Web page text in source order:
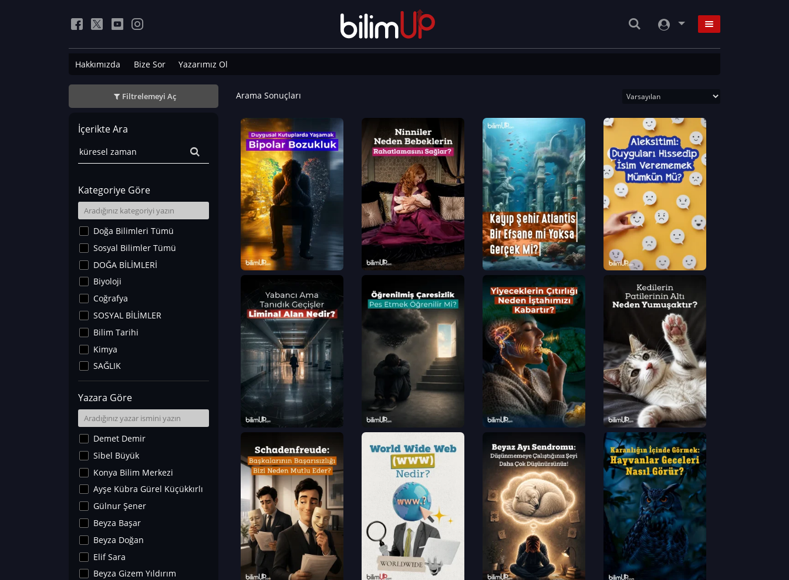
Hakkımızda Bize Sor Yazarımız Ol
Filtrelemeyi Aç
İçerikte Ara
Kategoriye Göre
Doğa Bilimleri Tümü
Sosyal Bilimler Tümü
DOĞA BİLİMLERİ
Biyoloji
Coğrafya
SOSYAL BİLİMLER
Bilim Tarihi
Kimya
SAĞLIK
Sanat Tarihi
Fizik
Yer Bilimleri
Astronomi ve Uzay
Noroloji
Matematik
Teknoloji
İklim Değişikliği
Arkeoloji
Kültür&Sanat
Yaşam Tavsiyeleri
Merakoloji
Yazara Göre
Demet Demir
Sibel Büyük
Konya Bilim Merkezi
Ayşe Kübra Gürel Küçükkırlı
Gülnur Şener
Beyza Başar
Beyza Doğan
Elif Sara
Beyza Gizem Yıldırım
Arama Sonuçları